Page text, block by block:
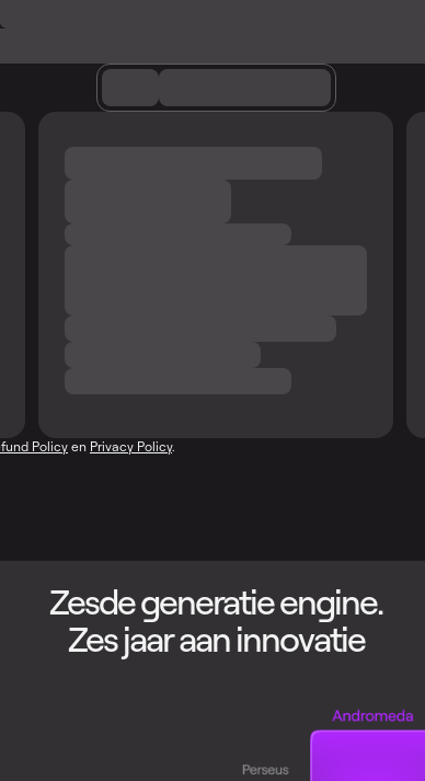
Policy en Privacy Policy.
Zesde generatie engine.
Zes jaar aan innovatie